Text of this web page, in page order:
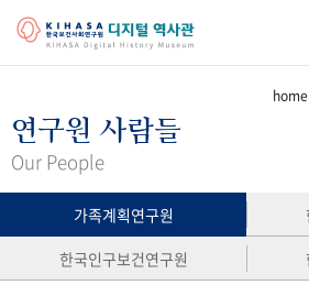
걸어온 길 기관 변천사
연구 역사
정책과 연구 키워드로 보는 연구 역사
간행물 변천사
home
연구원 사람들
Our People
가족계획연구원
한국인구보건연구원